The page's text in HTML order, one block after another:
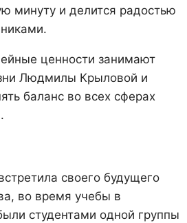
минуту и делится радостью
ценности занимают
Людмилы Крыловой и
баланс во всех сферах
своего будущего
во время учебы в
студентами одной группы